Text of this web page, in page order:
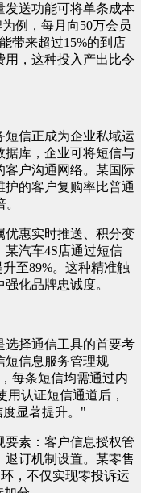
发送功能可将单条成本
例，每月向50万会员
带来超过15%的到店
，这种投入产出比令
信正成为企业私域运
据库，企业可将短信与
客户沟通网络。某国际
的客户复购率比普通
优惠实时推送、积分变
汽车4S店通过短信
至89%。这种精准触
化品牌忠诚度。
选择通信工具的首要考
短信息服务管理规
每条短信均需通过内
认证短信通道后，
度显著提升。"
要素：客户信息授权管
退订机制设置。某零售
，不仅实现零投诉运